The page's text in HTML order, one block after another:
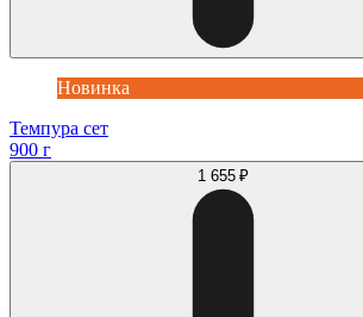
Новинка
Темпура сет
900 г
1 655 ₽